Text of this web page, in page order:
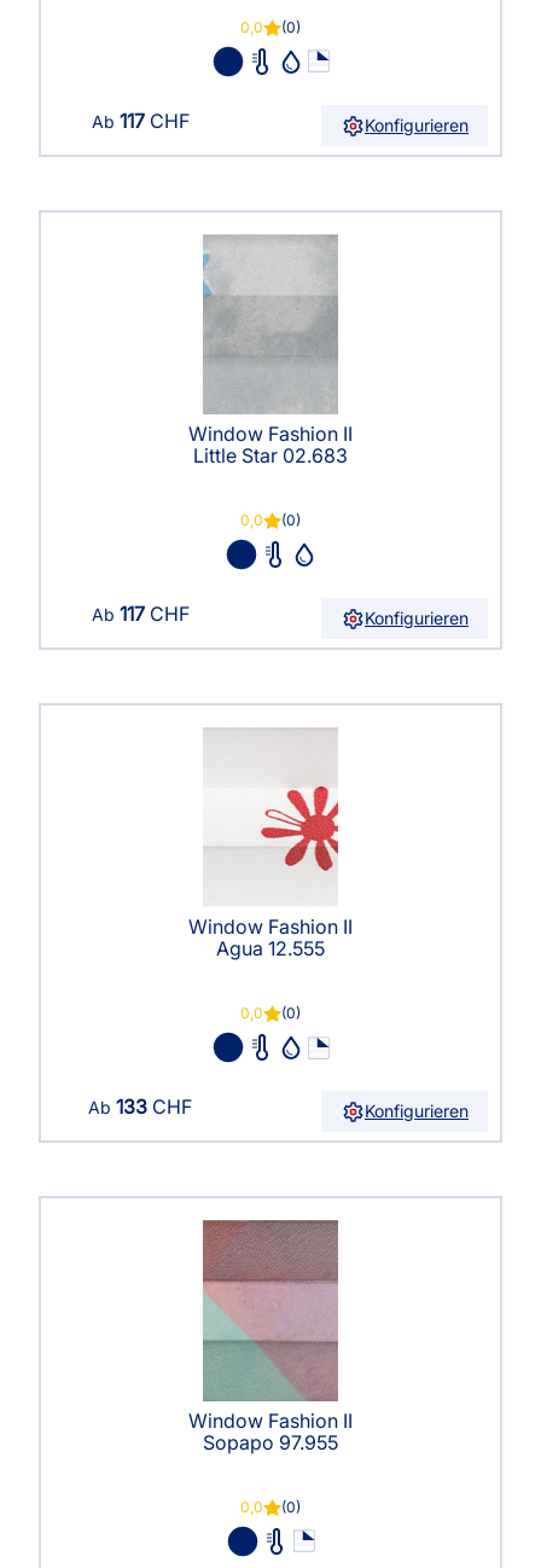
0,0 (0)
Ab 117CHF Konfigurieren
Window Fashion II
Little Star 02.683
0,0 (0)
Ab 117CHF Konfigurieren
Window Fashion II
Agua 12.555
0,0 (0)
Ab 133 CHF Konfigurieren
Window Fashion II
Sopapo 97.955
0,0 (0)